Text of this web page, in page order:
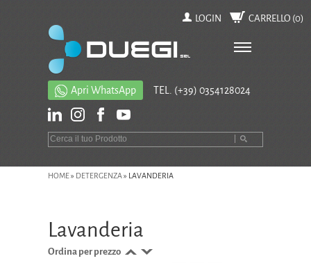
LOGIN CARRELLO (0)
Apri WhatsApp TEL. (+39) 0354128024
HOME» DETERGENZA» LAVANDERIA
Lavanderia
Ordina per prezzo